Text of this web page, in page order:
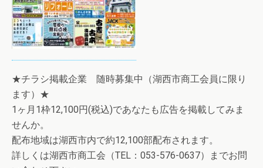
★チラシ掲載企業 随時募集中（湖西市商工会員に限り
ます）★
1ヶ月1枠12,100円(税込)であなたも広告を掲載してみま
せんか。
配布地域は湖西市内で約12,100部配布されます。
詳しくは湖西市商工会（TEL：053-576-0637）までお問